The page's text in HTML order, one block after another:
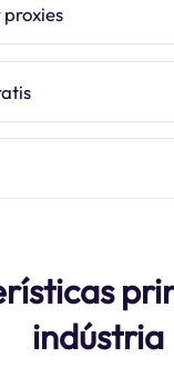
proxies
indústria